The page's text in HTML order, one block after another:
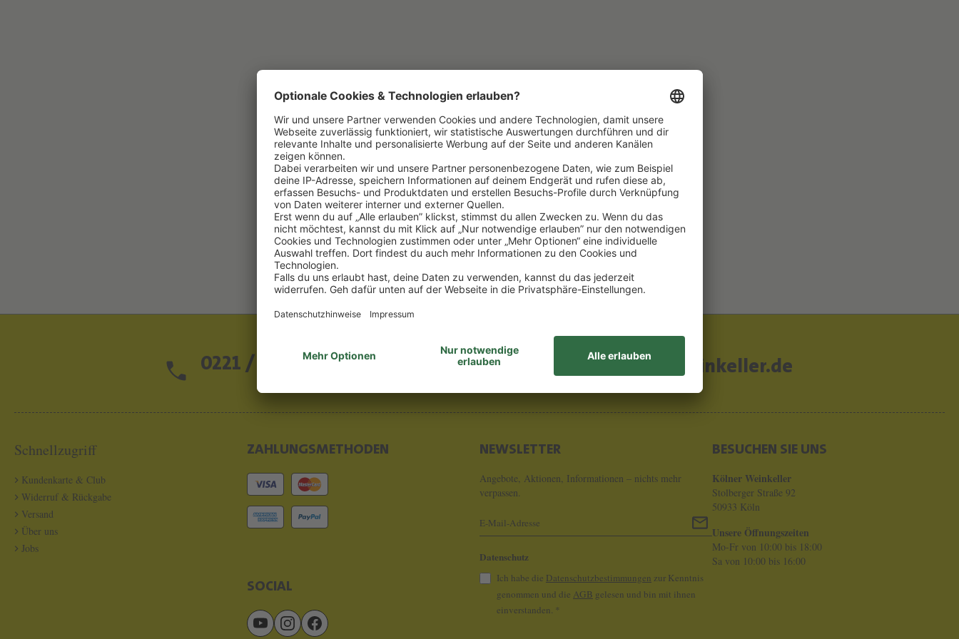
0221 / 13 97 28 - 0 info@koelner-weinkeller.de
Schnellzugriff
Kundenkarte & Club
Widerruf & Rückgabe
Versand
Über uns
Jobs
ZAHLUNGSMETHODEN
SOCIAL
NEWSLETTER
Angebote, Aktionen, Informationen – nichts mehr
verpassen.
Datenschutz
Ich habe die Datenschutzbestimmungen zur Kenntnis
genommen und die AGB gelesen und bin mit ihnen
einverstanden. *
BESUCHEN SIE UNS
Kölner Weinkeller
Stolberger Straße 92
50933 Köln
Unsere Öffnungszeiten
Mo-Fr von 10:00 bis 18:00
Sa von 10:00 bis 16:00